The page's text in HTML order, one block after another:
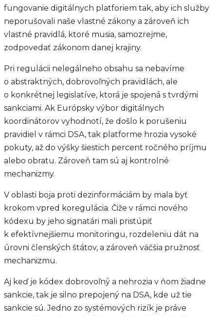
fungovanie digitálnych platforiem tak, aby ich služby
neporušovali naše vlastné zákony a zároveň ich
vlastné pravidlá, ktoré musia, samozrejme,
zodpovedať zákonom danej krajiny.
Pri regulácii nelegálneho obsahu sa nebavíme
o abstraktných, dobrovoľných pravidlách, ale
o konkrétnej legislatíve, ktorá je spojená s tvrdými
sankciami. Ak Európsky výbor digitálnych
koordinátorov vyhodnotí, že došlo k porušeniu
pravidiel v rámci DSA, tak platforme hrozia vysoké
pokuty, až do výšky šiestich percent ročného príjmu
alebo obratu. Zároveň tam sú aj kontrolné
mechanizmy.
V oblasti boja proti dezinformáciám by mala byť
krokom vpred koregulácia. Čiže v rámci nového
kódexu by jeho signatári mali pristúpiť
k efektívnejšiemu monitoringu, rozdeleniu dát na
úrovni členských štátov, a zároveň väčšia pružnosť
mechanizmu.
Aj keď je kódex dobrovoľný a nehrozia v ňom žiadne
sankcie, tak je silno prepojený na DSA, kde už tie
sankcie sú. Jedno zo systémových rizík je práve